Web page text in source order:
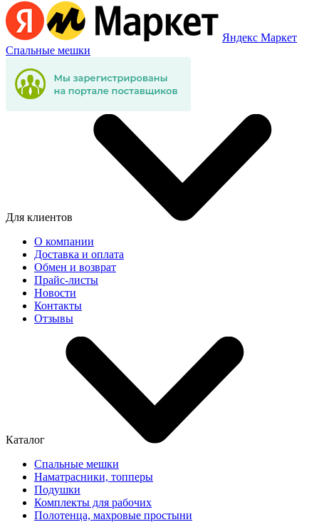
Яндекс Маркет
Спальные мешки
Для клиентов
О компании
Доставка и оплата
Обмен и возврат
Прайс-листы
Новости
Контакты
Отзывы
Каталог
Спальные мешки
Наматрасники, топперы
Подушки
Комплекты для рабочих
Полотенца, махровые простыни